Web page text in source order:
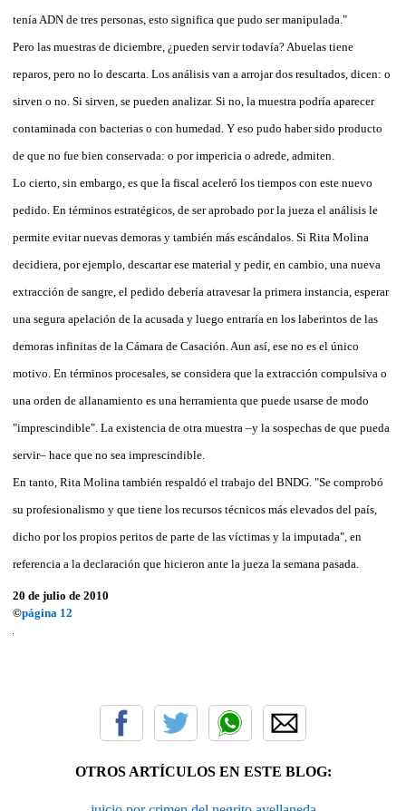
tenía ADN de tres personas, esto significa que pudo ser manipulada."
Pero las muestras de diciembre, ¿pueden servir todavía? Abuelas tiene
reparos, pero no lo descarta. Los análisis van a arrojar dos resultados, dicen: o
sirven o no. Si sirven, se pueden analizar. Si no, la muestra podría aparecer
contaminada con bacterias o con humedad. Y eso pudo haber sido producto
de que no fue bien conservada: o por impericia o adrede, admiten.
Lo cierto, sin embargo, es que la fiscal aceleró los tiempos con este nuevo
pedido. En términos estratégicos, de ser aprobado por la jueza el análisis le
permite evitar nuevas demoras y también más escándalos. Si Rita Molina
decidiera, por ejemplo, descartar ese material y pedir, en cambio, una nueva
extracción de sangre, el pedido debería atravesar la primera instancia, esperar
una segura apelación de la acusada y luego entraría en los laberintos de las
demoras infinitas de la Cámara de Casación. Aun así, ese no es el único
motivo. En términos procesales, se considera que la extracción compulsiva o
una orden de allanamiento es una herramienta que puede usarse de modo
"imprescindible". La existencia de otra muestra –y la sospechas de que pueda
servir– hace que no sea imprescindible.
En tanto, Rita Molina también respaldó el trabajo del BNDG. "Se comprobó
su profesionalismo y que tiene los recursos técnicos más elevados del país,
dicho por los propios peritos de parte de las víctimas y la imputada", en
referencia a la declaración que hicieron ante la jueza la semana pasada.
20 de julio de 2010
©página 12
OTROS ARTÍCULOS EN ESTE BLOG: